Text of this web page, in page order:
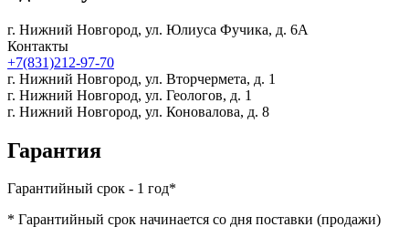
г. Нижний Новгород, ул. Юлиуса Фучика, д. 6А
Контакты
+7(831)212-97-70
г. Нижний Новгород, ул. Вторчермета, д. 1
г. Нижний Новгород, ул. Геологов, д. 1
г. Нижний Новгород, ул. Коновалова, д. 8
Гарантия
Гарантийный срок - 1 год*
* Гарантийный срок начинается со дня поставки (продажи)